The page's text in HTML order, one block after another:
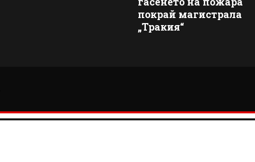
покрай магистрала
„Тракия“